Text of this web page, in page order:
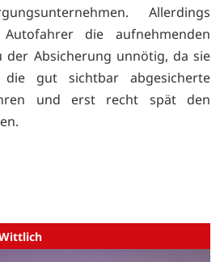
Allerdings
die aufnehmenden
der Absicherung unnötig, da sie
gut sichtbar abgesicherte
und erst recht spät den